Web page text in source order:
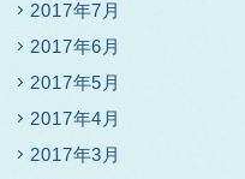
2017年7月
2017年6月
2017年5月
2017年4月
2017年3月